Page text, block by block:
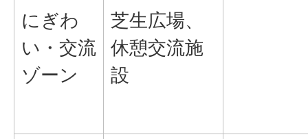
にぎわ
い・交流
ゾーン
芝生広場、
休憩交流施
設